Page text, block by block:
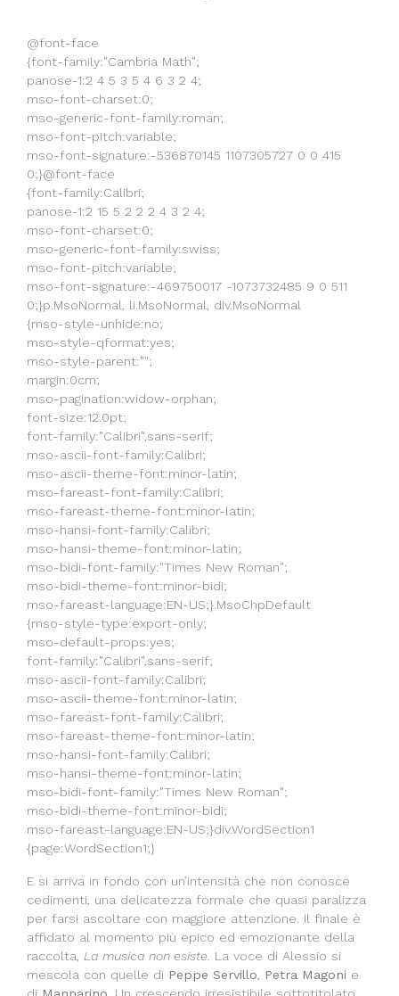
@font-face
{font-family:"Cambria Math";
panose-1:2 4 5 3 5 4 6 3 2 4;
mso-font-charset:0;
mso-generic-font-family:roman;
mso-font-pitch:variable;
mso-font-signature:-536870145 1107305727 0 0 415
0;}@font-face
{font-family:Calibri;
panose-1:2 15 5 2 2 2 4 3 2 4;
mso-font-charset:0;
mso-generic-font-family:swiss;
mso-font-pitch:variable;
mso-font-signature:-469750017 -1073732485 9 0 511
0;}p.MsoNormal, li.MsoNormal, div.MsoNormal
{mso-style-unhide:no;
mso-style-qformat:yes;
mso-style-parent:"";
margin:0cm;
mso-pagination:widow-orphan;
font-size:12.0pt;
font-family:"Calibri",sans-serif;
mso-ascii-font-family:Calibri;
mso-ascii-theme-font:minor-latin;
mso-fareast-font-family:Calibri;
mso-fareast-theme-font:minor-latin;
mso-hansi-font-family:Calibri;
mso-hansi-theme-font:minor-latin;
mso-bidi-font-family:"Times New Roman";
mso-bidi-theme-font:minor-bidi;
mso-fareast-language:EN-US;}.MsoChpDefault
{mso-style-type:export-only;
mso-default-props:yes;
font-family:"Calibri",sans-serif;
mso-ascii-font-family:Calibri;
mso-ascii-theme-font:minor-latin;
mso-fareast-font-family:Calibri;
mso-fareast-theme-font:minor-latin;
mso-hansi-font-family:Calibri;
mso-hansi-theme-font:minor-latin;
mso-bidi-font-family:"Times New Roman";
mso-bidi-theme-font:minor-bidi;
mso-fareast-language:EN-US;}div.WordSection1
{page:WordSection1;}
E si arriva in fondo con un’intensità che non conosce
cedimenti, una delicatezza formale che quasi paralizza
per farsi ascoltare con maggiore attenzione. Il finale è
affidato al momento più epico ed emozionante della
raccolta, La musica non esiste.
La voce di Alessio si
mescola con quelle di Peppe Servillo Petra Magoni e
di Mannarino . Un crescendo irresistibile sottotitolato